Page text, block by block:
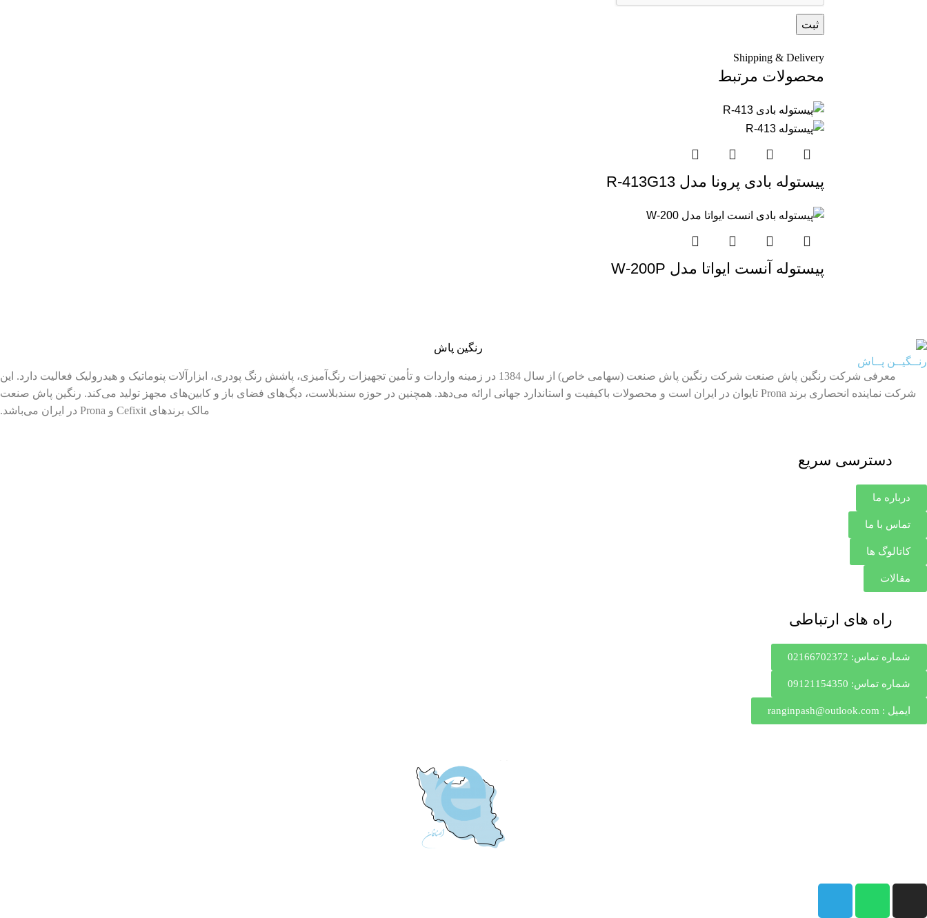
Shipping & Delivery
محصولات مرتبط
پیستوله بادی پرونا مدل R-413G13
پیستوله آنست ایواتا مدل W-200P
رنــگیــن پــاش
معرفی شرکت رنگین پاش صنعت شرکت رنگین پاش صنعت (سهامی خاص) از سال 1384 در زمینه واردات و تأمین تجهیزات رنگ‌آمیزی، پاشش رنگ پودری، ابزارآلات پنوماتیک و هیدرولیک فعالیت دارد. این
شرکت نماینده انحصاری برند Prona تایوان در ایران است و محصولات باکیفیت و استاندارد جهانی ارائه می‌دهد. همچنین در حوزه سندبلاست، دیگ‌های فضای باز و کابین‌های مجهز تولید می‌کند. رنگین پاش صنعت
مالک برندهای Cefixit و Prona در ایران می‌باشد.
دسترسی سریع
درباره ما
تماس با ما
کاتالوگ ها
مقالات
راه های ارتباطی
شماره تماس: 02166702372
شماره تماس: 09121154350
ایمیل : ranginpash@outlook.com